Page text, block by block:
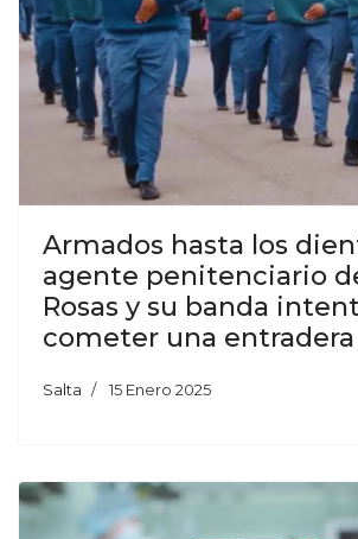
Armados hasta los
agente penitenciario
Rosas y su banda
cometer una entradera
Salta 15 Enero 2025